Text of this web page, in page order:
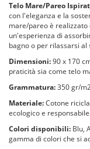
Telo Mare/Pareo
con l'eleganza e la
mare/pareo è realizzato
un'esperienza di
bagno o per rilassarsi al
Dimensioni:90 x 170
praticità sia come telo
Grammatura:350 gr/
Materiale:Cotone
ecologico e
Colori disponibili: Blu,
gamma di colori che si